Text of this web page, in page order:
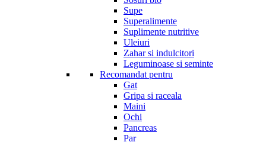
Supe
Superalimente
Suplimente nutritive
Uleiuri
Zahar si indulcitori
Leguminoase si seminte
Recomandat pentru
Gat
Gripa si raceala
Maini
Ochi
Pancreas
Par